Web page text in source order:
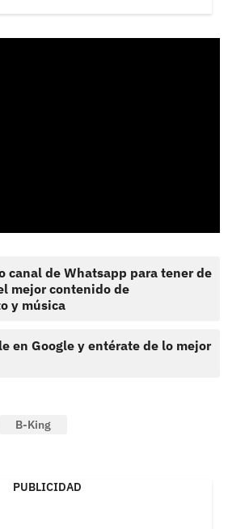
canal de Whatsapp para tener de
mejor contenido de
y música
en Google y entérate de lo mejor
B-King
PUBLICIDAD